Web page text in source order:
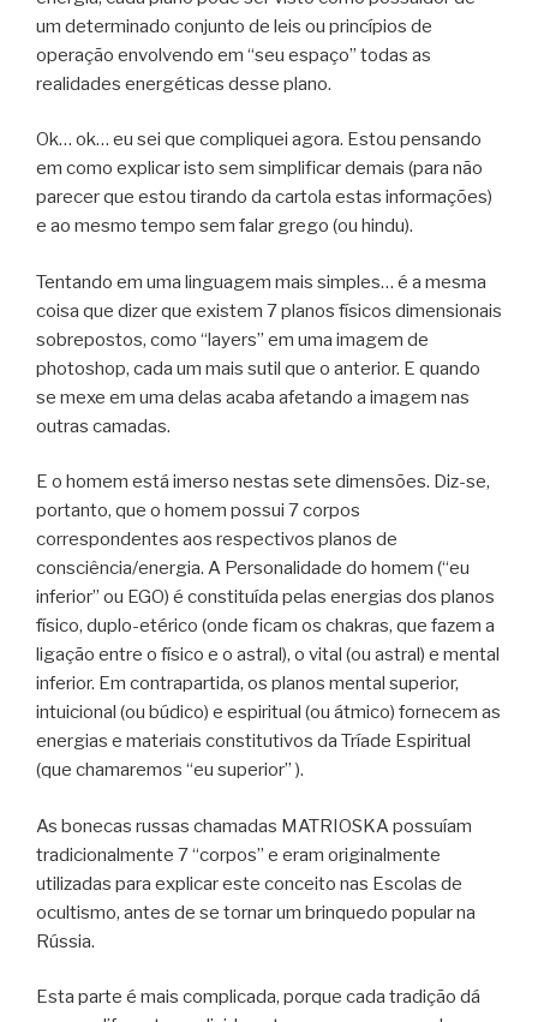
um determinado conjunto de leis ou princípios de
operação envolvendo em “seu espaço” todas as
realidades energéticas desse plano.
Ok… ok… eu sei que compliquei agora. Estou pensando
em como explicar isto sem simplificar demais (para não
parecer que estou tirando da cartola estas informações)
e ao mesmo tempo sem falar grego (ou hindu).
Tentando em uma linguagem mais simples… é a mesma
coisa que dizer que existem 7 planos físicos dimensionais
sobrepostos, como “layers” em uma imagem de
photoshop, cada um mais sutil que o anterior. E quando
se mexe em uma delas acaba afetando a imagem nas
outras camadas.
E o homem está imerso nestas sete dimensões. Diz-se,
portanto, que o homem possui 7 corpos
correspondentes aos respectivos planos de
consciência/energia. A Personalidade do homem (“eu
inferior” ou EGO) é constituída pelas energias dos planos
físico, duplo-etérico (onde ficam os chakras, que fazem a
ligação entre o físico e o astral), o vital (ou astral) e mental
inferior. Em contrapartida, os planos mental superior,
intuicional (ou búdico) e espiritual (ou átmico) fornecem as
energias e materiais constitutivos da Tríade Espiritual
(que chamaremos “eu superior” ).
As bonecas russas chamadas MATRIOSKA possuíam
tradicionalmente 7 “corpos” e eram originalmente
utilizadas para explicar este conceito nas Escolas de
ocultismo, antes de se tornar um brinquedo popular na
Rússia.
Esta parte é mais complicada, porque cada tradição dá